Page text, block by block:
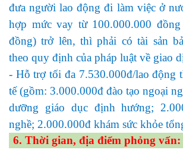
đưa người lao động đi làm việc ở
hợp mức vay từ 100.000.000
đồng) trở lên, thì phải có tài sản
theo quy định của pháp luật về giao
- Hỗ trợ tối đa 7.530.000đ/lao động
tế (gồm: 3.000.000đ đào tạo ngoại
dưỡng giáo dục định hướng;
nghề; 2.000.000đ khám sức khỏe
6. Thời gian, địa điểm phỏng vấn: